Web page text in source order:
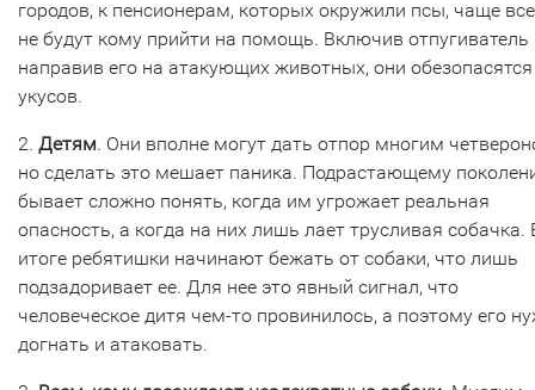
городов, к пенсионерам, которых окружили псы, чаще
не будут кому прийти на помощь. Включив отпугиватель
направив его на атакующих животных, они
укусов.
2. Детям. Они вполне могут дать отпор многим
но сделать это мешает паника. Подрастающему
бывает сложно понять, когда им угрожает реальная
опасность, а когда на них лишь лает трусливая собачка.
итоге ребятишки начинают бежать от собаки, что лишь
подзадоривает ее. Для нее это явный сигнал, что
человеческое дитя чем-то провинилось, а поэтому его
догнать и атаковать.